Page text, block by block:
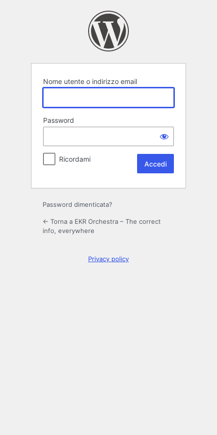
Nome utente o indirizzo email
Password
Ricordami
Password dimenticata?
← Torna a EKR Orchestra – The correct
info, everywhere
Privacy policy